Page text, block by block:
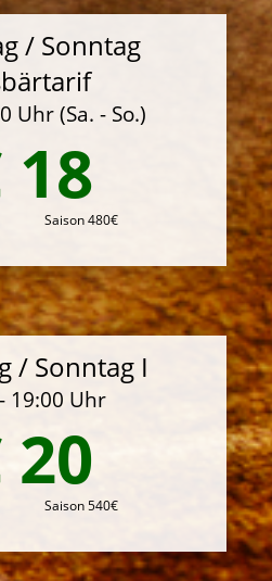
/ Sonntag
Uhr (Sa. - So.)
18
Saison 480€
/ Sonntag I
19:00 Uhr
20
Saison 540€